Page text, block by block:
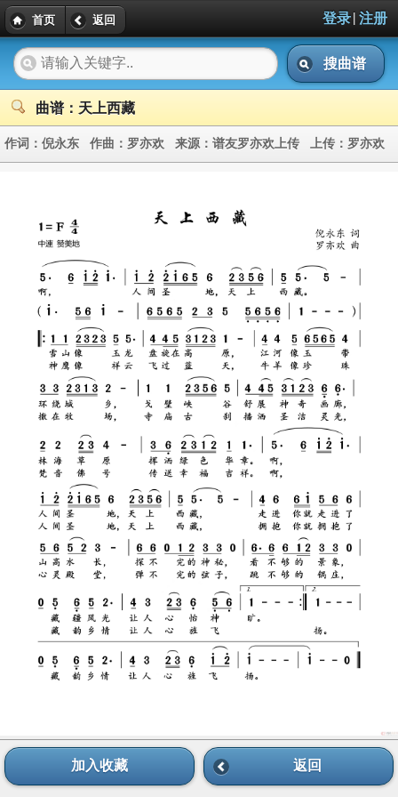
首页 返回 登录| 注册
搜曲谱
曲谱：天上西藏
作词： 倪永东 作曲： 罗亦欢 来源： 谱友罗亦欢上传 上传： 罗亦欢
加入收藏 返回